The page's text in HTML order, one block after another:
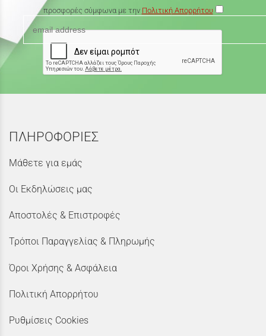
προσφορές σύμφωνα με την Πολιτική Απορρήτου
ΠΛΗΡΟΦΟΡΙΕΣ
Μάθετε για εμάς
Οι Εκδηλώσεις μας
Αποστολές & Επιστροφές
Τρόποι Παραγγελίας & Πληρωμής
Όροι Χρήσης & Ασφάλεια
Πολιτική Απορρήτου
Ρυθμίσεις Cookies